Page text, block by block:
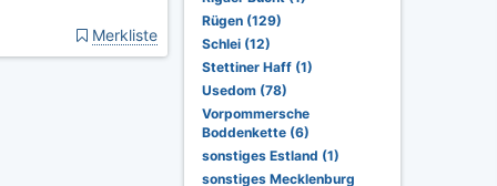
Merkliste
Rügen (129)
Schlei (12)
Stettiner Haff (1)
Usedom (78)
Vorpommersche
Boddenkette (6)
sonstiges Estland (1)
sonstiges Mecklenburg